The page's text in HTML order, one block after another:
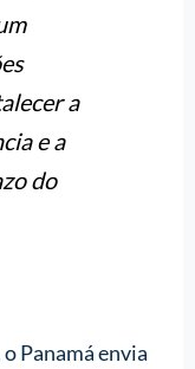
a
e a
do
Panamá envia